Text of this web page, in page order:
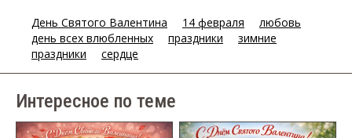
День Святого Валентина 14 февраля
любовь
день всех влюбленных
праздники
зимние
праздники
сердце
Интересное по теме